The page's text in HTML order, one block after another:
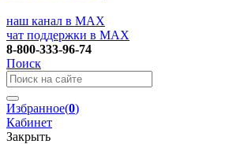
наш канал в MAX
чат поддержки в MAX
8-800-333-96-74
Поиск
Избранное(0)
Кабинет
Закрыть